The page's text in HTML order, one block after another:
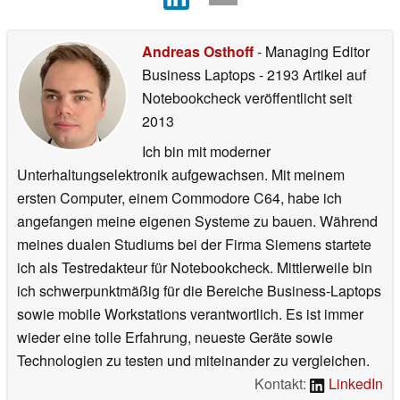
Andreas Osthoff- Managing Editor
Business Laptops- 2193 Artikel auf
Notebookcheck veröffentlichtseit
2013
Ich bin mit moderner
Unterhaltungselektronik aufgewachsen. Mit meinem
ersten Computer, einem Commodore C64, habe ich
angefangen meine eigenen Systeme zu bauen. Während
meines dualen Studiums bei der Firma Siemens startete
ich als Testredakteur für Notebookcheck. Mittlerweile bin
ich schwerpunktmäßig für die Bereiche Business-Laptops
sowie mobile Workstations verantwortlich. Es ist immer
wieder eine tolle Erfahrung, neueste Geräte sowie
Technologien zu testen und miteinander zu vergleichen.
Kontakt:
LinkedIn